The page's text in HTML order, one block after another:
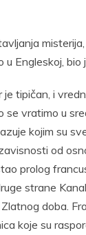
u Engleskoj, bio
je tipičan, i
se vratimo u
kojim su
od
prolog
strane
doba.
koje su